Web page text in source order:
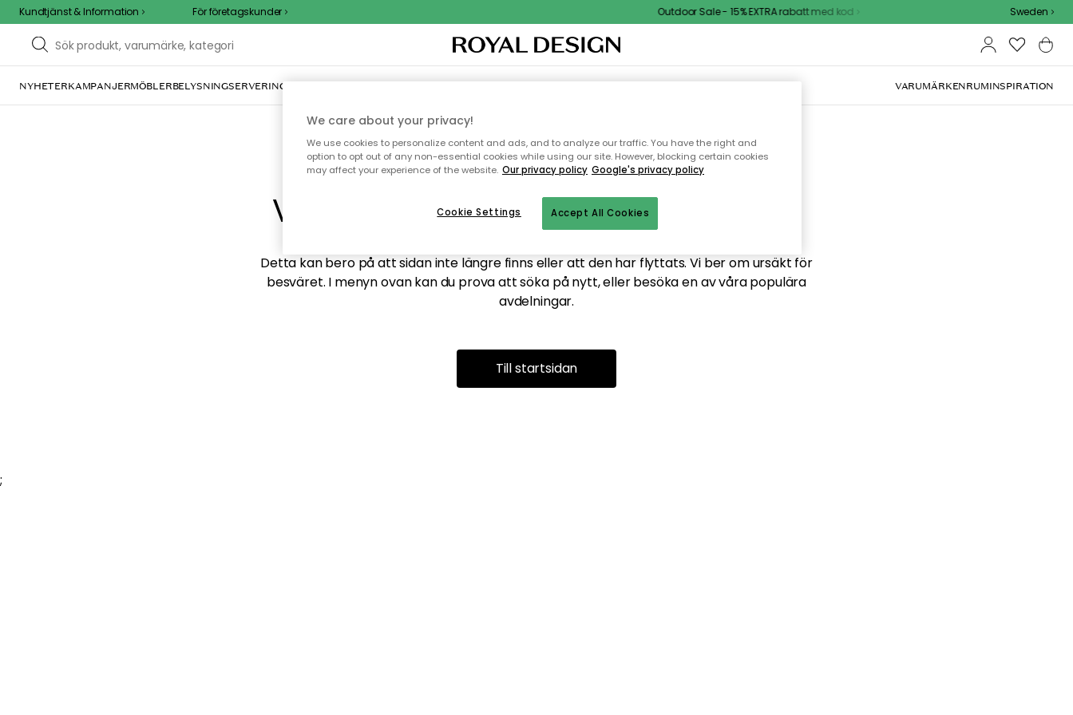
Kundtjänst & Information För företagskunder Outdoor Sale - 15% EXTRA rabatt med kod Sweden
NYHETERKAMPANJERMÖBLERBELYSNINGSERVERING INREDNINGTEXTIL & MATTORKÖKETFÖRVARINGUTEMÖBLER VARUMÄRKENRUMINSPIRATION
Vi hittar tyvärr inte sidan du söker
Detta kan bero på att sidan inte längre finns eller att den har flyttats. Vi ber om ursäkt för
besväret. I menyn ovan kan du prova att söka på nytt, eller besöka en av våra populära
avdelningar.
Till startsidan
;
We care about your privacy!
We use cookies to personalize content and ads, and to analyze our traffic. You have the right and
option to opt out of any non-essential cookies while using our site. However, blocking certain cookies
may affect your experience of the website. Our privacy policy Google's privacy policy
Accept All Cookies
Cookie Settings